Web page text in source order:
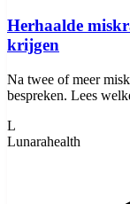
Herhaalde
krijgen
Na twee of meer
bespreken. Lees
L
Lunarahealth